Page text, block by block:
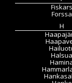
Fiskars
Forssa
H
Halsua